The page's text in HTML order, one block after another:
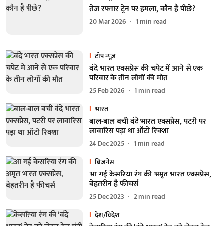
तेज रफ्तार ट्रेन पर हमला, कौन है पीछे?
20 Mar 2026 1 min read
टॉप न्यूज़
वंदे भारत एक्सप्रेस की चपेट में आने से एक
परिवार के तीन लोगों की मौत
25 Feb 2026 1 min read
भारत
बाल-बाल बची वंदे भारत एक्सप्रेस, पटरी पर
लावारिस पड़ा था ऑटो रिक्शा
24 Dec 2025 1 min read
बिजनेस
आ गई केसरिया रंग की अमृत भारत एक्सप्रेस,
बेहतरीन है फीचर्स
25 Dec 2023 2min read
देश/विदेश